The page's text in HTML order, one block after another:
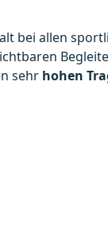
bei allen
sehr hohen